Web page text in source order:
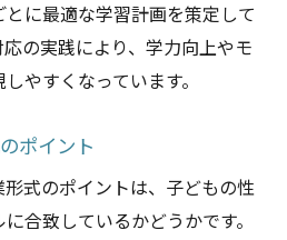
に最適な学習計画を策定して
の実践により、学力向上やモ
やすくなっています。
ポイント
式のポイントは、子どもの性
合致しているかどうかです。